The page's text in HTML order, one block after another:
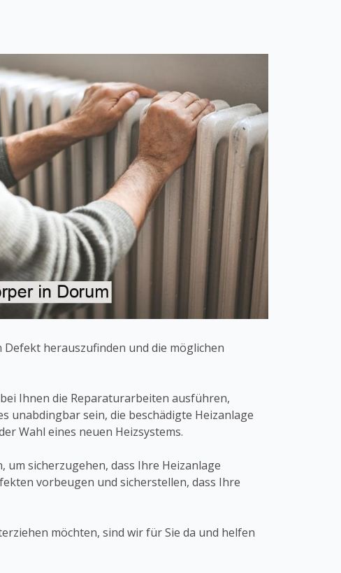
herauszufinden und die möglichen
Ihnen die Reparaturarbeiten ausführen,
unabdingbar sein, die beschädigte Heizanlage
Wahl eines neuen Heizsystems.
sicherzugehen, dass Ihre Heizanlage
vorbeugen und sicherstellen, dass Ihre
möchten, sind wir für Sie da und helfen